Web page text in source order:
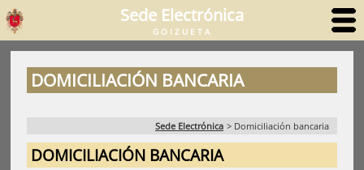
Sede Electrónica
GOIZUETA
DOMICILIACIÓN BANCARIA
Sede Electrónica > Domiciliación bancaria
DOMICILIACIÓN BANCARIA